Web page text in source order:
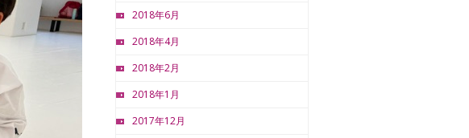
2018年6月
2018年4月
2018年2月
2018年1月
2017年12月